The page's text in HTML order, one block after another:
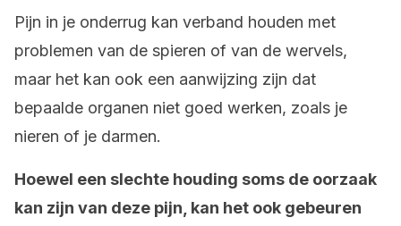
Pijn in je onderrug kan verband houden met
problemen van de spieren of van de wervels,
maar het kan ook een aanwijzing zijn dat
bepaalde organen niet goed werken, zoals je
nieren of je darmen.
Hoewel een slechte houding soms de oorzaak
kan zijn van deze pijn, kan het ook gebeuren